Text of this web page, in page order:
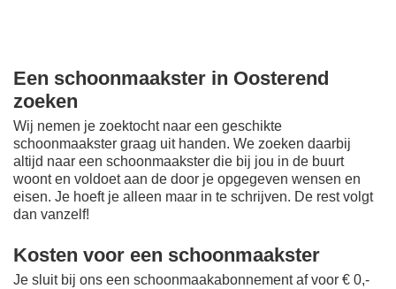
Een schoonmaakster in Oosterend
zoeken
Wij nemen je zoektocht naar een geschikte
schoonmaakster graag uit handen. We zoeken daarbij
altijd naar een schoonmaakster die bij jou in de buurt
woont en voldoet aan de door je opgegeven wensen en
eisen. Je hoeft je alleen maar in te schrijven. De rest volgt
dan vanzelf!
Kosten voor een schoonmaakster
Je sluit bij ons een schoonmaakabonnement af voor € 0,-